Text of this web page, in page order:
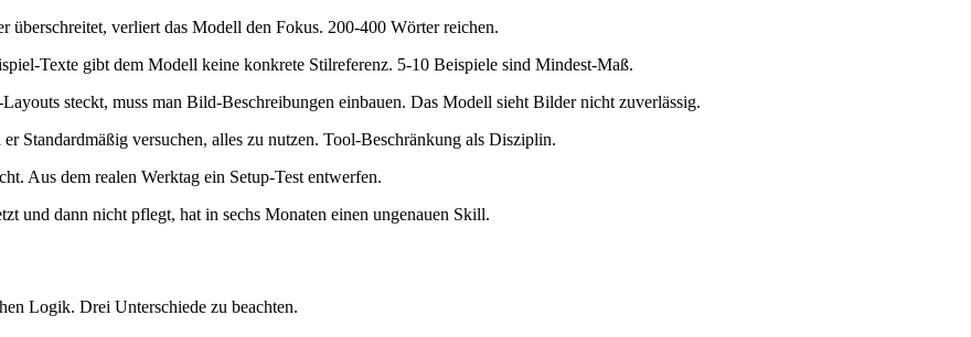
überschreitet, verliert das Modell den Fokus. 200-400 Wörter reichen.
Texte gibt dem Modell keine konkrete Stilreferenz. 5-10 Beispiele sind Mindest-Maß.
steckt, muss man Bild-Beschreibungen einbauen. Das Modell sieht Bilder nicht zuverlässig.
versuchen, alles zu nutzen. Tool-Beschränkung als Disziplin.
Aus dem realen Werktag ein Setup-Test entwerfen.
und dann nicht pflegt, hat in sechs Monaten einen ungenauen Skill.
Logik. Drei Unterschiede zu beachten.